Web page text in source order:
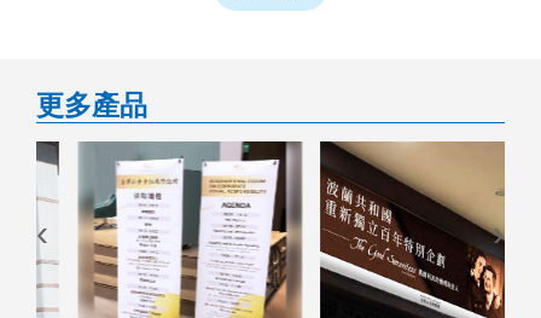
更多產品
‹ ›